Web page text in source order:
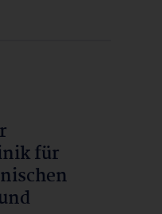
für